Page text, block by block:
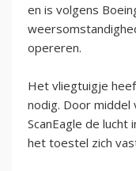
en is volgens
opereren.
Het vliegtuigje
nodig. Door
ScanEagle de
het toestel zich